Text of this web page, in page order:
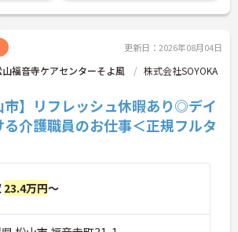
更新日：2026年08月04日
福音寺ケアセンターそよ風
株式会社SOYOKA
市】リフレッシュ休暇あり◎デイ
介護職員のお仕事＜正規フルタ
23.4万円～